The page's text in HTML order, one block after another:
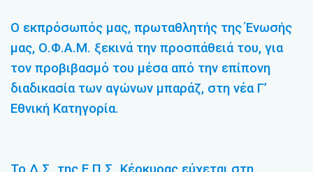
Ο εκπρόσωπός μας, πρωταθλητής της Ένωσής
μας, Ο.Φ.Α.Μ. ξεκινά την προσπάθειά του, για
τον προβιβασμό του μέσα από την επίπονη
διαδικασία των αγώνων μπαράζ, στη νέα Γ’
Εθνική Κατηγορία.